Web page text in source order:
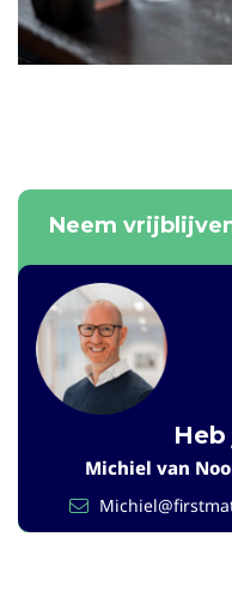
Neem
Heb
Michiel van